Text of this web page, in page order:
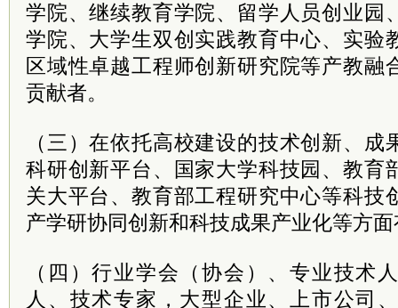
学院、继续教育学院、留学人员创业园
学院、大学生双创实践教育中心、实验
区域性卓越工程师创新研究院等产教融
贡献者。
（三）在依托高校建设的技术创新、
科研创新平台、国家大学科技园、教育
关大平台、教育部工程研究中心等科技
产学研协同创新和科技成果产业化等方
（四）行业学会（协会）、专业技术
人、技术专家，大型企业、上市公司